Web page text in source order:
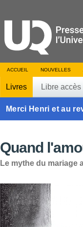
ACCUEIL NOUVELLES
Livres Libre accès
Merci Henri et au
Quand
Le mythe du mariage